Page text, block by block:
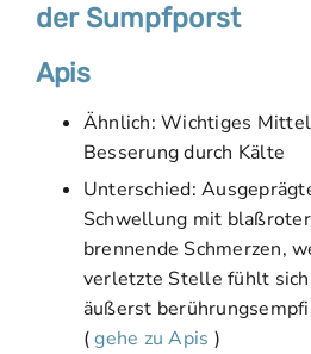
der Sumpfporst
Apis
Ähnlich: Wichtiges
Besserung durch Kälte
Unterschied:
Schwellung mit
brennende Schmerzen,
verletzte Stelle fühlt
äußerst
(gehe zu Apis )